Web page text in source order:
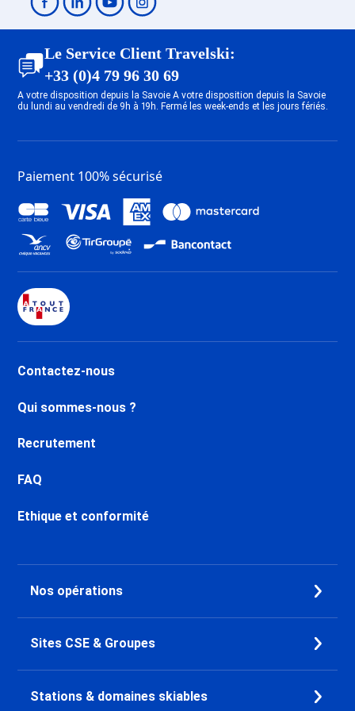
Location appartement ski Méribel
Centre 1600
Location appartement ski Les
Menuires Bruyères
Location appartement ski Les
Menuires Reberty 2000
Menuires Reberty 1850
Menuires Croisette
Location appartement ski Saint
Martin de Belleville
Location appartement ski Les
Carroz d'Araches
Samoëns
Forêt 1700
Location appartement ski
Morillon Village
Location appartement ski
Le Service Client Travelski:
+33 (0)4 79 96 30 69
A votre disposition depuis la Savoie A votre disposition depuis la Savoie
du lundi au vendredi de 9h à 19h. Fermé les week-ends et les jours fériés.
Paiement 100% sécurisé
Contactez-nous
Qui sommes-nous ?
Recrutement
FAQ
Ethique et conformité
Nos opérations
Sites CSE & Groupes
Stations & domaines skiables